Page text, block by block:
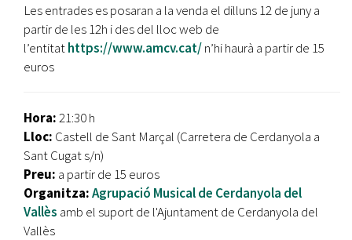
Les entrades es posaran a la venda el dilluns 12 de juny a
partir de les 12h i des del lloc web de
l’entitathttps://www.amcv.cat/n’hi haurà a partir de 15
euros
Hora:21:30 h
Lloc: Castell de Sant Marçal (Carretera de Cerdanyola a
Sant Cugat s/n)
Preu: a partir de 15 euros
Organitza:Agrupació Musical de Cerdanyola del
Vallès amb el suport de l'Ajuntament de Cerdanyola del
Vallès